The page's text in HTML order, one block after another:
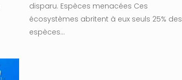
disparu. Espèces menacées Ces
écosystèmes abritent à eux seuls 25% des
espèces…